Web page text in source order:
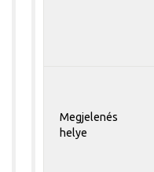
Megjelenés
helye